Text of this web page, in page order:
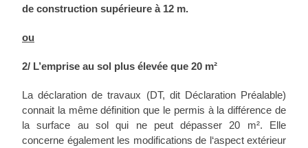
de construction supérieure à 12 m.
ou
2/ L’emprise au sol plus élevée que 20 m²
La déclaration de travaux (DT, dit Déclaration Préalable)
connait la même définition que le permis à la différence de
la surface au sol qui ne peut dépasser 20 m². Elle
concerne également les modifications de l‘aspect extérieur